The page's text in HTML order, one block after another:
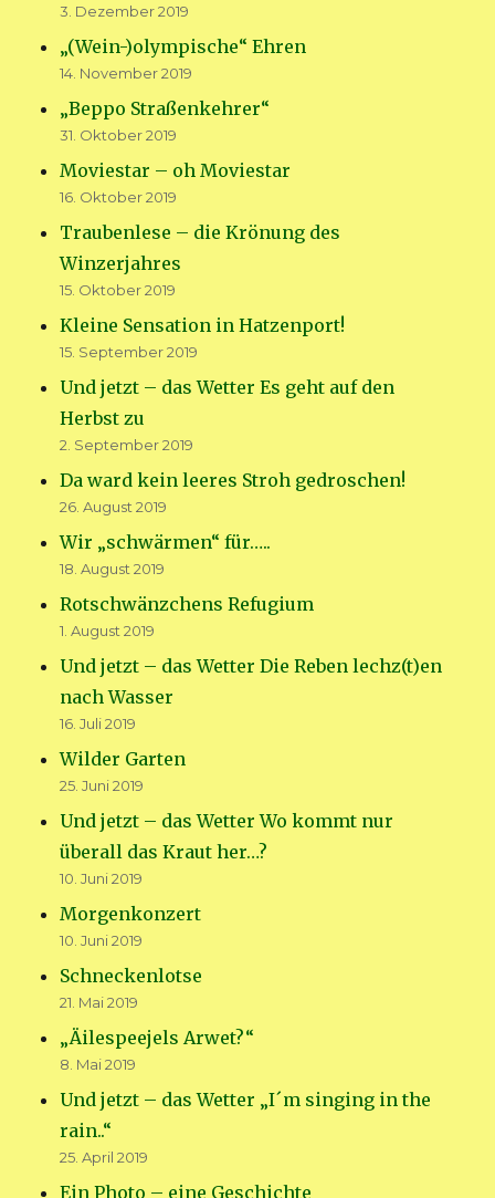
3. Dezember 2019
„(Wein-)olympische“ Ehren
14. November 2019
„Beppo Straßenkehrer“
31. Oktober 2019
Moviestar – oh Moviestar
16. Oktober 2019
Traubenlese – die Krönung des
Winzerjahres
15. Oktober 2019
Kleine Sensation in Hatzenport!
15. September 2019
Und jetzt – das Wetter Es geht auf den
Herbst zu
2. September 2019
Da ward kein leeres Stroh gedroschen!
26. August 2019
Wir „schwärmen“ für…..
18. August 2019
Rotschwänzchens Refugium
1. August 2019
Und jetzt – das Wetter Die Reben lechz(t)en
nach Wasser
16. Juli 2019
Wilder Garten
25. Juni 2019
Und jetzt – das Wetter Wo kommt nur
überall das Kraut her…?
10. Juni 2019
Morgenkonzert
10. Juni 2019
Schneckenlotse
21. Mai 2019
„Äilespeejels Arwet?“
8. Mai 2019
Und jetzt – das Wetter „I´m singing in the
rain..“
25. April 2019
Ein Photo – eine Geschichte